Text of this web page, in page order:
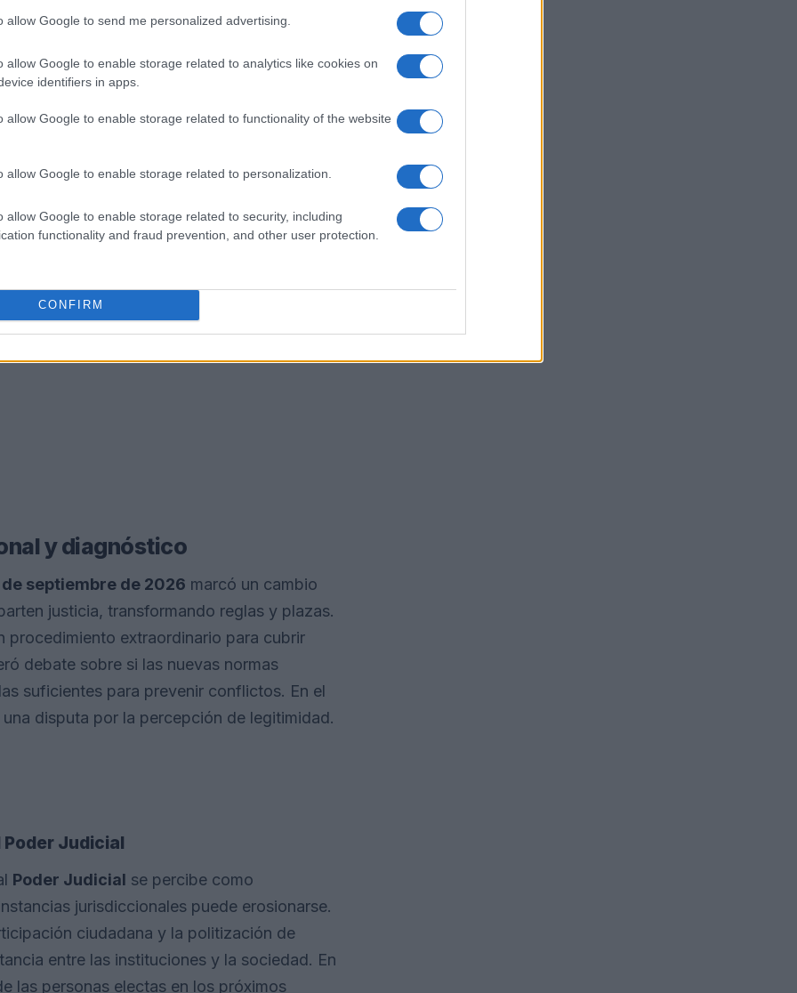
allow Google to send me personalized advertising.
allow Google to enable storage related to analytics like cookies on
identifiers in apps.
allow Google to enable storage related to functionality of the website
allow Google to enable storage related to personalization.
allow Google to enable storage related to security, including
functionality and fraud prevention, and other user protection.
CONFIRM
días15 y 16 de junio
consejeros describieron
en el mecanismo de elección. En ese
y llamados a revisar el procedimiento, lo
necesario para validar resultados en
y diagnóstico
de septiembre de 2026 marcó un cambio
justicia, transformando reglas y plazas.
procedimiento extraordinario para cubrir
debate sobre si las nuevas normas
suficientes para prevenir conflictos. En el
disputa por la percepción de legitimidad.
Judicial
Poder Judicial se percibe como
jurisdiccionales puede erosionarse.
ciudadana y la politización de
entre las instituciones y la sociedad. En
las personas electas en los próximos